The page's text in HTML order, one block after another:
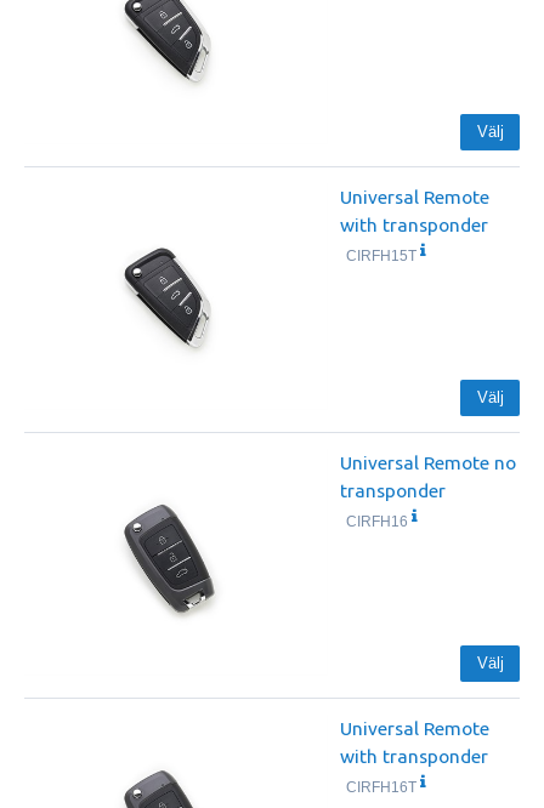
Välj
Universal Remote
with transponder
CIRFH15T
Välj
Universal Remote no
transponder
CIRFH16
Välj
Universal Remote
with transponder
CIRFH16T